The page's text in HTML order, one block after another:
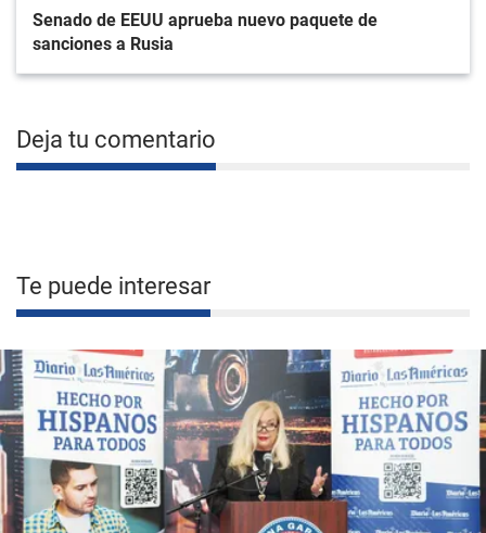
Senado de EEUU aprueba nuevo paquete de
sanciones a Rusia
Deja tu comentario
Te puede interesar